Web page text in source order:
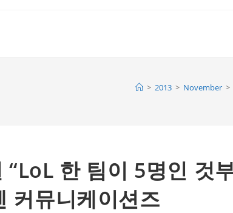
> 2013 > November >
“LoL 한 팀이 5명인 것
커뮤니케이션즈